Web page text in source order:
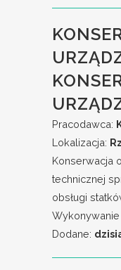
Pracodawca:
Lokalizacja:
Konserwacja
technicznej
obsługi
Wykonywanie
Dodane: